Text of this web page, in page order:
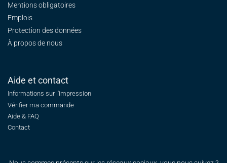
Mentions obligatoires
Emplois
Protection des données
À propos de nous
Aide et contact
Informations sur l'impression
Vérifier ma commande
Aide & FAQ
Contact